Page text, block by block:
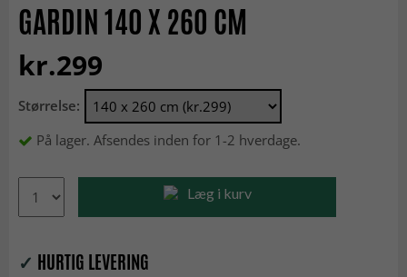
GARDIN 140 X 260 CM
kr.299
Størrelse:
På lager. Afsendes inden for 1-2 hverdage.
Læg i kurv
✓ HURTIG LEVERING